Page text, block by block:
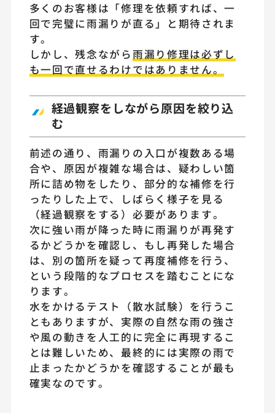
多くのお客様は「修理を依頼すれば、一
回で完璧に雨漏りが直る」と期待されま
す。
しかし、残念ながら雨漏り修理は必ずし
も一回で直せるわけではありません。
経過観察をしながら原因を絞り込
む
前述の通り、雨漏りの入口が複数ある場
合や、原因が複雑な場合は、疑わしい箇
所に詰め物をしたり、部分的な補修を行
ったりした上で、しばらく様子を見る
（経過観察をする）必要があります。
次に強い雨が降った時に雨漏りが再発す
るかどうかを確認し、もし再発した場合
は、別の箇所を疑って再度補修を行う、
という段階的なプロセスを踏むことにな
ります。
水をかけるテスト（散水試験）を行うこ
ともありますが、実際の自然な雨の強さ
や風の動きを人工的に完全に再現するこ
とは難しいため、最終的には実際の雨で
止まったかどうかを確認することが最も
確実なのです。